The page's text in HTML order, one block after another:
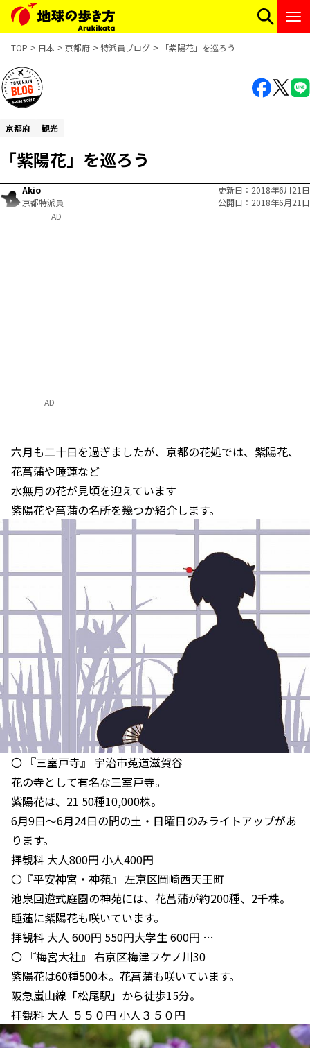
TOP 日本 京都府 特派員ブログ 「紫陽花」を巡ろう
京都府 観光
「紫陽花」を巡ろう
Akio
京都特派員
更新日
2018年6月21日
公開日
2018年6月21日
AD
六月も二十日を過ぎましたが、京都の花処では、紫陽花、
花菖蒲や睡蓮など
水無月の花が見頃を迎えています
紫陽花や菖蒲の名所を幾つか紹介します。
〇 『三室戸寺』 宇治市菟道滋賀谷
花の寺として有名な三室戸寺。
紫陽花は、21 50種10,000株。
6月9日～6月24日の間の土・日曜日のみライトアップがあ
ります。
拝観料 大人800円 小人400円
〇『平安神宮・神苑』 左京区岡崎西天王町
池泉回遊式庭園の神苑には、花菖蒲が約200種、2千株。
睡蓮に紫陽花も咲いています。
拝観料 大人 600円 550円大学生 600円 …
〇 『梅宮大社』 右京区梅津フケノ川30
紫陽花は60種500本。花菖蒲も咲いています。
阪急嵐山線「松尾駅」から徒歩15分。
拝観料 大人 ５５０円 小人３５０円
AD